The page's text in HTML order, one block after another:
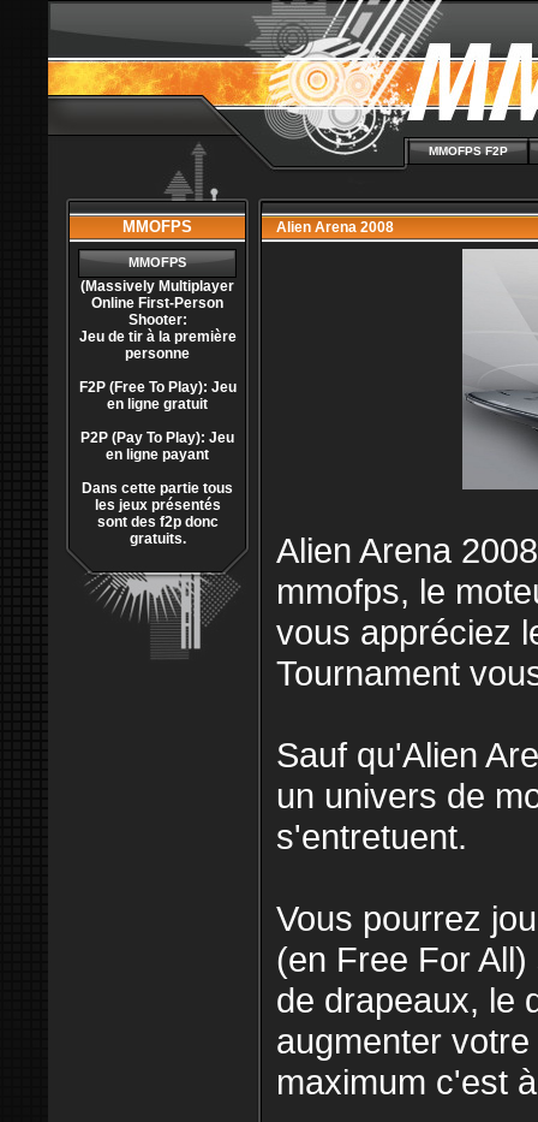
MMOFPS F2P
MMOFPS
MMOFPS
(Massively Multiplayer
Online First-Person
Shooter:
Jeu de tir à la première
personne
F2P (Free To Play): Jeu
en ligne gratuit
P2P (Pay To Play): Jeu
en ligne payant
Dans cette partie tous
les jeux présentés
sont des f2p donc
gratuits.
Alien Arena 2008
Alien Arena
mmofps, le
vous appréciez
Tournament
Sauf qu'Alien
un univers de
s'entretuent.
Vous pourrez
(en Free For
de drapeaux, le
augmenter
maximum c'est